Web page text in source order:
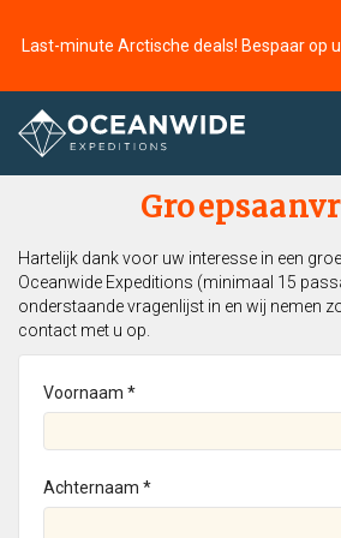
Last-minute Arctische deals! Bespaar op
Home
Hartelijk dank voor uw interesse in een
Oceanwide Expeditions (minimaal 15
onderstaande vragenlijst in en wij nemen
contact met u op.
Voornaam *
Achternaam *